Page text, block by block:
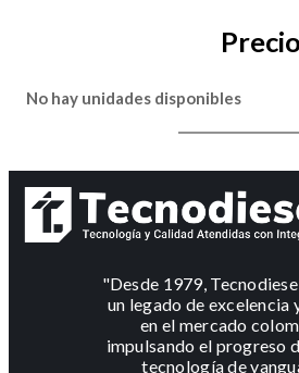
Precio
No hay unidades disponibles
"Desde 1979,
un legado de excelencia
en el mercado
impulsando el progreso
tecnología de